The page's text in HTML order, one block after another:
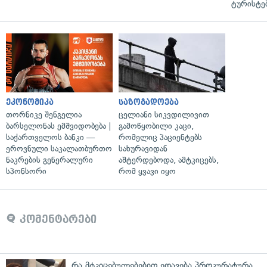
ეკონომიკა
თორნიკე შენგელია
ბარსელონას ემშვიდობება |
საქართველოს ბანკი —
ეროვნული საკალათბურთო
ნაკრების გენერალური
სპონსორი
საზოგადოება
ცელიანი სიკვდილივით
გამოწყობილი კაცი,
რომელიც პაციენტებს
სახურავიდან
აშტერდებოდა, ამტკიცებს,
რომ ყვავი იყო
კომენტარები